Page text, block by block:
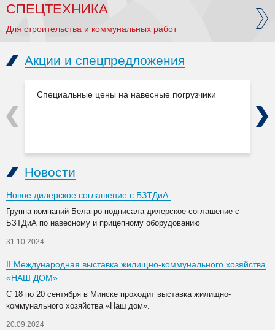
СПЕЦТЕХНИКА
Для строительства и коммунальных работ
Акции и спецпредложения
Специальные цены на навесные погрузчики
Previous Next
Новости
Новое дилерское соглашение с БЗТДиА.
Группа компаний Белагро подписала дилерское соглашение с
БЗТДиА по навесному и прицепному оборудованию
31.10.2024
II Международная выставка жилищно-коммунального хозяйства
«НАШ ДОМ»
С 18 по 20 сентября в Минске проходит выставка жилищно-
коммунального хозяйства «Наш дом».
20.09.2024